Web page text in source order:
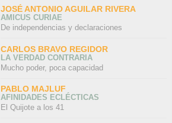
JOSÉ ANTONIO AGUILAR RIVERA
AMICUS CURIAE
De independencias y declaraciones
CARLOS BRAVO REGIDOR
LA VERDAD CONTRARIA
Mucho poder, poca capacidad
PABLO MAJLUF
AFINIDADES ECLÉCTICAS
El Quijote a los 41